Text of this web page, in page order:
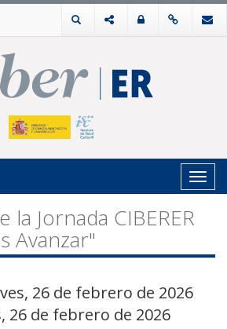
la Jornada CIBERER
Avanzar"
26 de febrero de 2026
26 de febrero de 2026